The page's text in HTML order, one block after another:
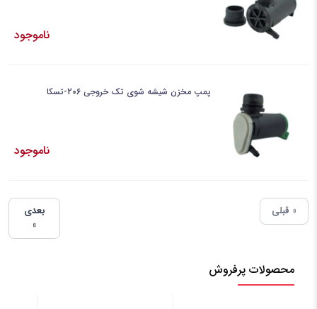
ناموجود
پمپ مخزن شیشه شوی تک خروجی 206-تسکا
ناموجود
« قبلی
بعدی
»
محصولات پرفروش